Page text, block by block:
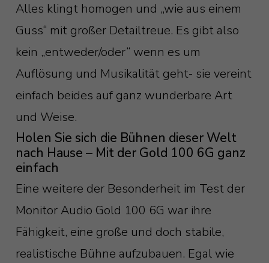
Alles klingt homogen und „wie aus einem
Guss“ mit großer Detailtreue. Es gibt also
kein „entweder/oder“ wenn es um
Auflösung und Musikalität geht- sie vereint
einfach beides auf ganz wunderbare Art
und Weise.
Holen Sie sich die Bühnen dieser Welt
nach Hause – Mit der Gold 100 6G ganz
einfach
Eine weitere der Besonderheit im Test der
Monitor Audio Gold 100 6G war ihre
Fähigkeit, eine große und doch stabile,
realistische Bühne aufzubauen. Egal wie